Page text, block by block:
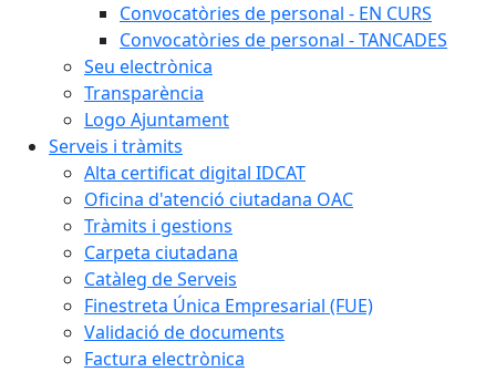
Convocatòries de personal - EN CURS
Convocatòries de personal - TANCADES
Seu electrònica
Transparència
Logo Ajuntament
Serveis i tràmits
Alta certificat digital IDCAT
Oficina d'atenció ciutadana OAC
Tràmits i gestions
Carpeta ciutadana
Catàleg de Serveis
Finestreta Única Empresarial (FUE)
Validació de documents
Factura electrònica